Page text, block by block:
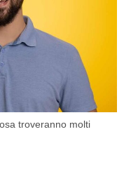
troveranno molti